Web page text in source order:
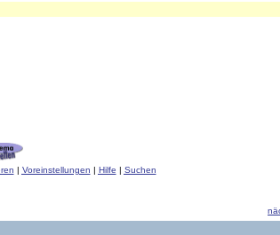
| Voreinstellungen | Hilfe | Suchen